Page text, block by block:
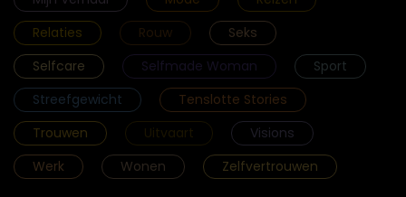
Relaties
Rouw
Seks
Selfcare
Selfmade Woman
Sport
Streefgewicht
Tenslotte Stories
Trouwen
Uitvaart
Visions
Werk
Wonen Zelfvertrouwen